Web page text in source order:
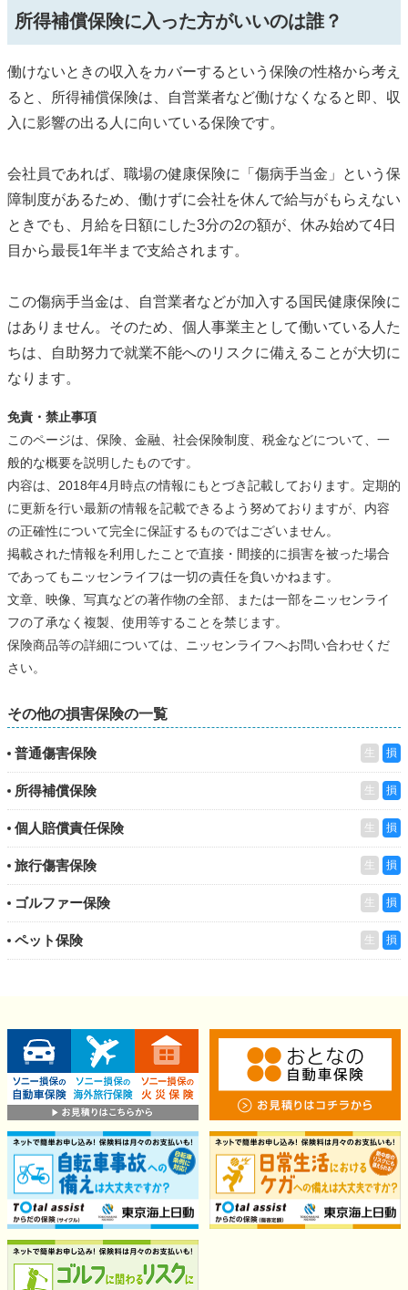
所得補償保険に入った方がいいのは誰？
働けないときの収入をカバーするという保険の性格から考え
ると、所得補償保険は、自営業者など働けなくなると即、収
入に影響の出る人に向いている保険です。
会社員であれば、職場の健康保険に「傷病手当金」という保
障制度があるため、働けずに会社を休んで給与がもらえない
ときでも、月給を日額にした3分の2の額が、休み始めて4日
目から最長1年半まで支給されます。
この傷病手当金は、自営業者などが加入する国民健康保険に
はありません。そのため、個人事業主として働いている人た
ちは、自助努力で就業不能へのリスクに備えることが大切に
なります。
免責・禁止事項
このページは、保険、金融、社会保険制度、税金などについて、一
般的な概要を説明したものです。
内容は、2018年4月時点の情報にもとづき記載しております。定期的
に更新を行い最新の情報を記載できるよう努めておりますが、内容
の正確性について完全に保証するものではございません。
掲載された情報を利用したことで直接・間接的に損害を被った場合
であってもニッセンライフは一切の責任を負いかねます。
文章、映像、写真などの著作物の全部、または一部をニッセンライ
フの了承なく複製、使用等することを禁じます。
保険商品等の詳細については、ニッセンライフへお問い合わせくだ
さい。
その他の損害保険の一覧
普通傷害保険 生 損
所得補償保険 生 損
個人賠償責任保険 生 損
旅行傷害保険 生 損
ゴルファー保険 生 損
ペット保険 生 損